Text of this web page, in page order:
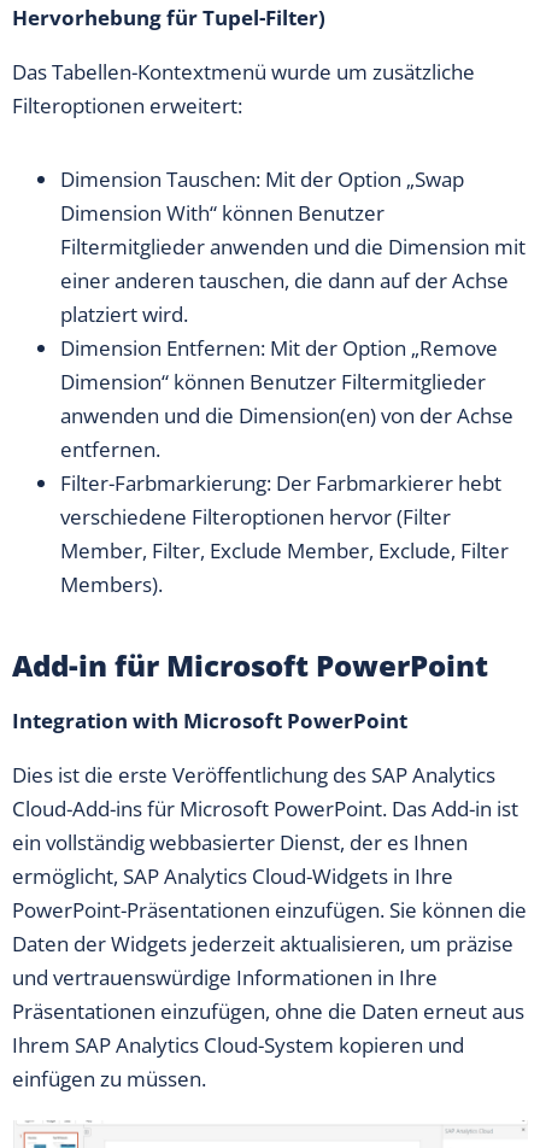
Hervorhebung für Tupel-Filter)
Das Tabellen-Kontextmenü wurde um zusätzliche
Filteroptionen erweitert:
Dimension Tauschen: Mit der Option „Swap
Dimension With“ können Benutzer
Filtermitglieder anwenden und die Dimension mit
einer anderen tauschen, die dann auf der Achse
platziert wird.
Dimension Entfernen: Mit der Option „Remove
Dimension“ können Benutzer Filtermitglieder
anwenden und die Dimension(en) von der Achse
entfernen.
Filter-Farbmarkierung: Der Farbmarkierer hebt
verschiedene Filteroptionen hervor (Filter
Member, Filter, Exclude Member, Exclude, Filter
Members).
Add-in für Microsoft PowerPoint
Integration with Microsoft PowerPoint
Dies ist die erste Veröffentlichung des SAP Analytics
Cloud-Add-ins für Microsoft PowerPoint. Das Add-in ist
ein vollständig webbasierter Dienst, der es Ihnen
ermöglicht, SAP Analytics Cloud-Widgets in Ihre
PowerPoint-Präsentationen einzufügen. Sie können die
Daten der Widgets jederzeit aktualisieren, um präzise
und vertrauenswürdige Informationen in Ihre
Präsentationen einzufügen, ohne die Daten erneut aus
Ihrem SAP Analytics Cloud-System kopieren und
einfügen zu müssen.